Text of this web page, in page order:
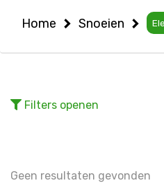
Home Snoeien
Filters openen
Geen resultaten gevonden